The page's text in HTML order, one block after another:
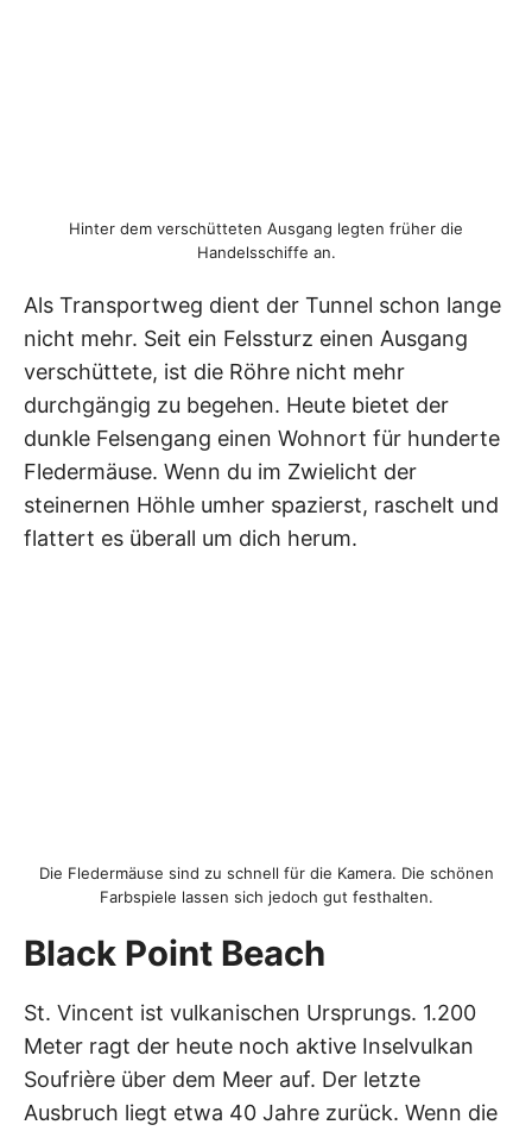
Hinter dem verschütteten Ausgang legten früher die
Handelsschiffe an.
Als Transportweg dient der Tunnel schon lange
nicht mehr. Seit ein Felssturz einen Ausgang
verschüttete, ist die Röhre nicht mehr
durchgängig zu begehen. Heute bietet der
dunkle Felsengang einen Wohnort für hunderte
Fledermäuse. Wenn du im Zwielicht der
steinernen Höhle umher spazierst, raschelt und
flattert es überall um dich herum.
Die Fledermäuse sind zu schnell für die Kamera. Die schönen
Farbspiele lassen sich jedoch gut festhalten.
Black Point Beach
St. Vincent ist vulkanischen Ursprungs. 1.200
Meter ragt der heute noch aktive Inselvulkan
Soufrière über dem Meer auf. Der letzte
Ausbruch liegt etwa 40 Jahre zurück. Wenn die